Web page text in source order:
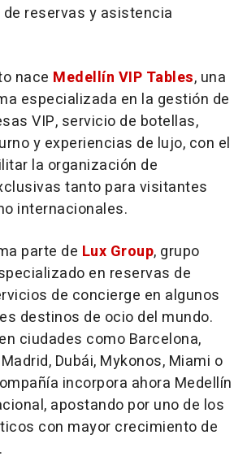
reservas y asistencia
nace Medellín VIP Tables, una
especializada en la gestión de
VIP, servicio de botellas,
y experiencias de lujo, con el
la organización de
tanto para visitantes
internacionales.
parte de Lux Group, grupo
en reservas de
de concierge en algunos
destinos de ocio del mundo.
ciudades como Barcelona,
Dubái, Mykonos, Miami o
incorpora ahora Medellín
apostando por uno de los
con mayor crecimiento de